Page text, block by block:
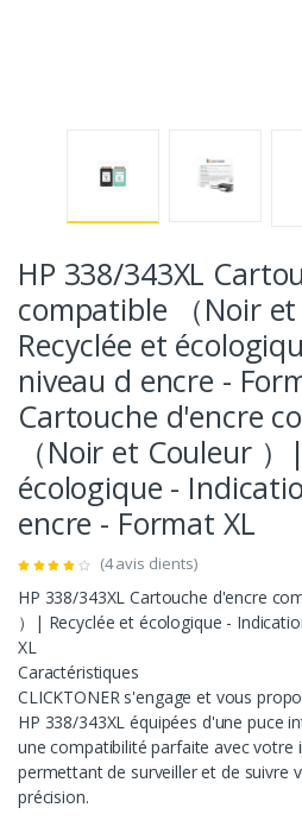
HP 338/343XL
compatible （Noir
Recyclée et
niveau d encre -
Cartouche d'encre
（Noir et Couleur
écologique -
encre - Format XL
(4 avis clients)
HP 338/343XL Cartouche d'encre
）| Recyclée et écologique -
XL
Caractéristiques
CLICKTONER s'engage et vous
HP 338/343XL équipées d'une puce
une compatibilité parfaite avec votre
permettant de surveiller et de suivre
précision.